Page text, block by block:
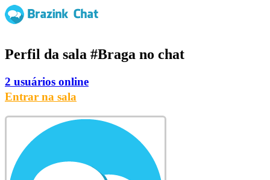
Perfil da sala #Braga no chat
2 usuários online
Entrar na sala